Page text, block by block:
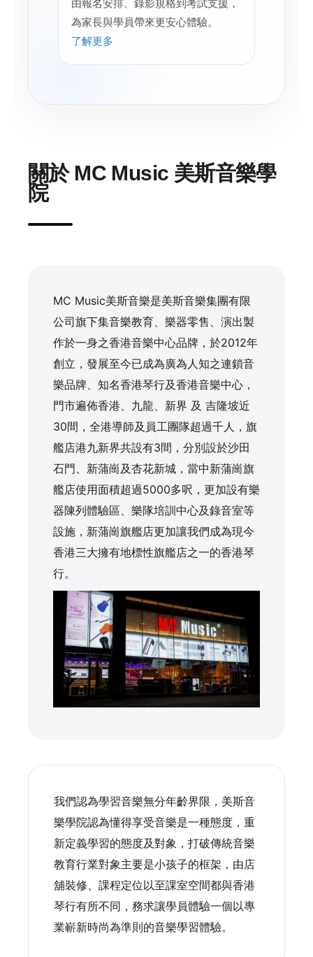
由報名安排、錄影規格到考試支援，
為家長與學員帶來更安心體驗。
了解更多
關於 MC Music 美斯音樂學
院
MC Music美斯音樂是美斯音樂集團有限
公司旗下集音樂教育、樂器零售、演出製
作於一身之香港音樂中心品牌，於2012年
創立，發展至今已成為廣為人知之連鎖音
樂品牌、知名香港琴行及香港音樂中心，
門市遍佈香港、九龍、新界 及 吉隆坡近
30間，全港導師及員工團隊超過千人，旗
艦店港九新界共設有3間，分別設於沙田
石門、新蒲崗及杏花新城，當中新蒲崗旗
艦店使用面積超過5000多呎，更加設有樂
器陳列體驗區、樂隊培訓中心及錄音室等
設施，新蒲崗旗艦店更加讓我們成為現今
香港三大擁有地標性旗艦店之一的香港琴
行。
我們認為學習音樂無分年齡界限，美斯音
樂學院認為懂得享受音樂是一種態度，重
新定義學習的態度及對象，打破傳統音樂
教育行業對象主要是小孩子的框架，由店
舖裝修、課程定位以至課室空間都與香港
琴行有所不同，務求讓學員體驗一個以專
業嶄新時尚為準則的音樂學習體驗。